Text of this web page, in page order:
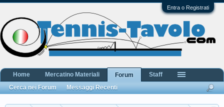
Entra o Registrati
Home Mercatino Materiali
Forum
Cerca nei Forum
Messaggi Recenti
Staff